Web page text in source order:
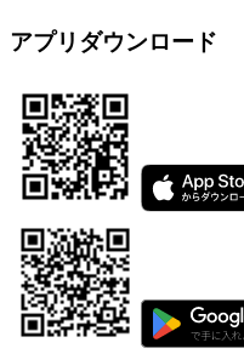
アプリダウンロード